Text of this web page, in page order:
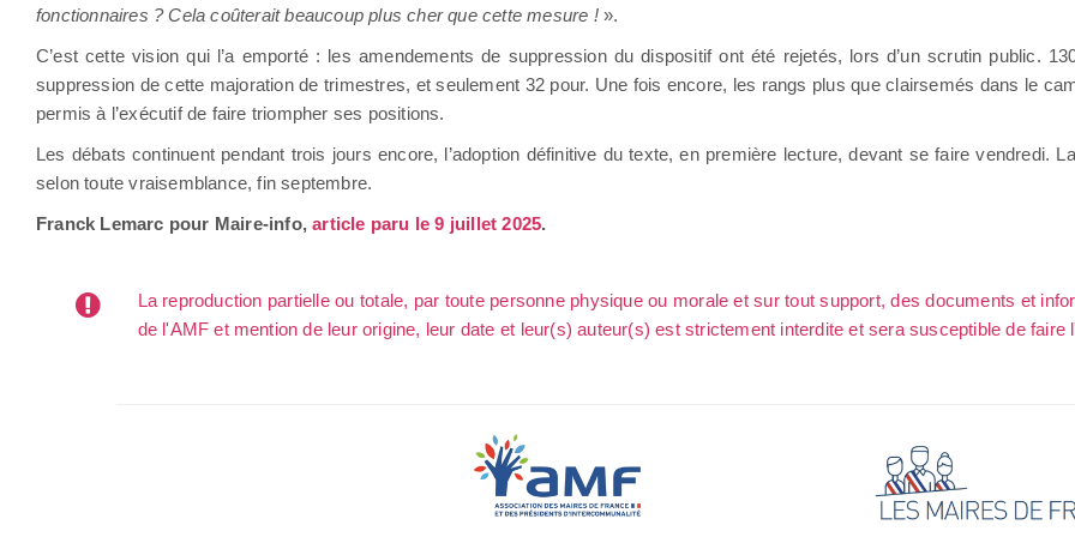
fonctionnaires ? Cela coûterait beaucoup plus cher que cette mesure !».
C’est cette vision qui l’a emporté : les amendements de suppression du dispositif ont été rejetés, lors d’un scrutin public.
suppression de cette majoration de trimestres, et seulement 32 pour. Une fois encore, les rangs plus que clairsemés dans le
permis à l’exécutif de faire triompher ses positions.
Les débats continuent pendant trois jours encore, l’adoption définitive du texte, en première lecture, devant se faire vendredi.
selon toute vraisemblance, fin septembre.
Franck Lemarc pour Maire-info,article paru le 9 juillet 2025.
La reproduction partielle ou totale, par toute personne physique ou morale et sur tout support, des documents et
de l'AMF et mention de leur origine, leur date et leur(s) auteur(s) est strictement interdite et sera susceptible de faire